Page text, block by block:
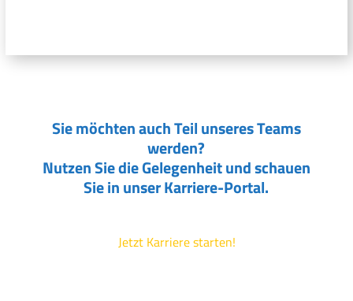
Sie möchten auch Teil unseres Teams
werden?
Nutzen Sie die Gelegenheit und schauen
Sie in unser Karriere-Portal.
Jetzt Karriere starten!